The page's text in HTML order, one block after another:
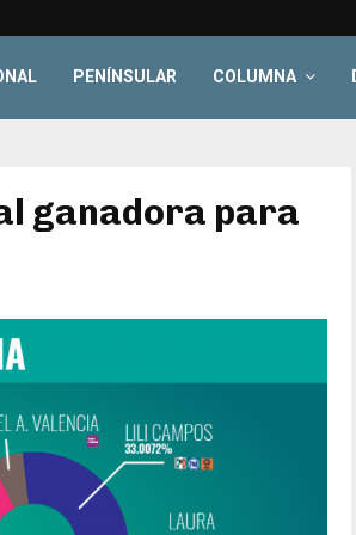
PENÍNSULAR COLUMNA
ganadora para